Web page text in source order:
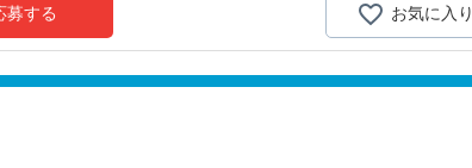
成長過程を体験できるチャンスです！
な組織が自慢です！】
レックス制／で資格取得を目指す方を応援します！
みを取ったり、午後から始業することも可能です。
仕事の両立も、当事務所なら実現できます。
募する お気に入り